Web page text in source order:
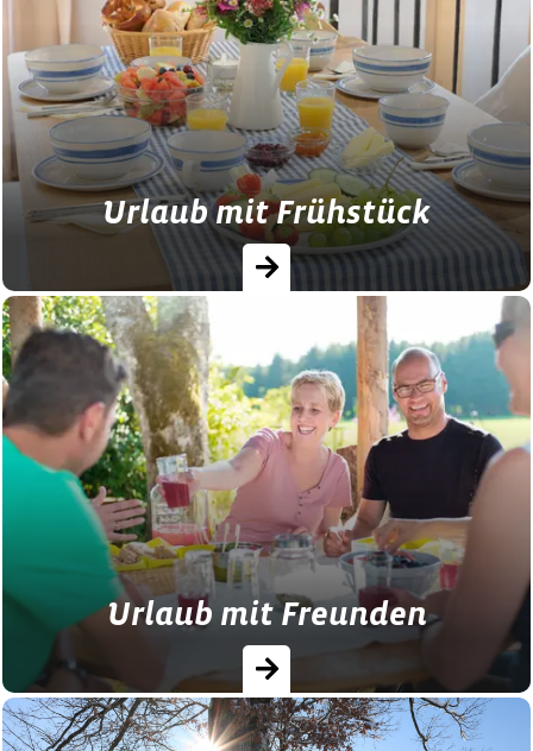
Urlaub mit Frühstück
Hier finden Sie Bauernhöfe und Landhöfe
mit verschiedensten Frühstückangeboten:
vom Frühstückskorb bis zum reichhaltigen
Buffet ist für jeden etwas…
Urlaub mit Freunden